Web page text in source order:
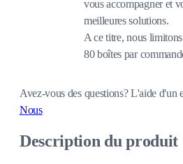
vous accompagner et
meilleures solutions.
A ce titre, nous
80 boîtes par
Avez-vous des questions?L'aide d'un
Nous
Description du produit